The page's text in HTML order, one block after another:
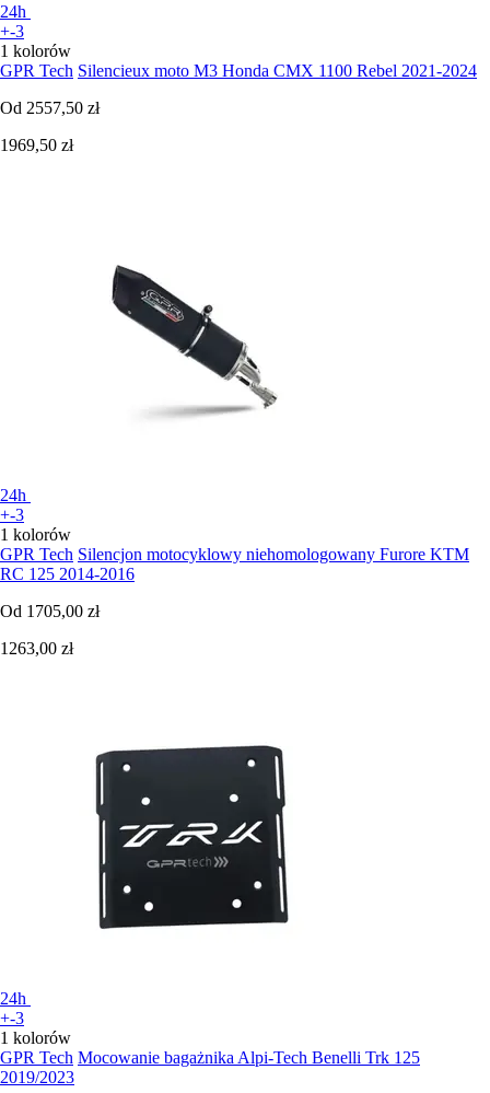
24h
+-3
1 kolorów
GPR Tech Silencieux moto M3 Honda CMX 1100 Rebel 2021-2024
Od 2557,50 zł
1969,50 zł
24h
+-3
1 kolorów
GPR Tech Silencjon motocyklowy niehomologowany Furore KTM
RC 125 2014-2016
Od 1705,00 zł
1263,00 zł
24h
+-3
1 kolorów
GPR Tech Mocowanie bagażnika Alpi-Tech Benelli Trk 125
2019/2023